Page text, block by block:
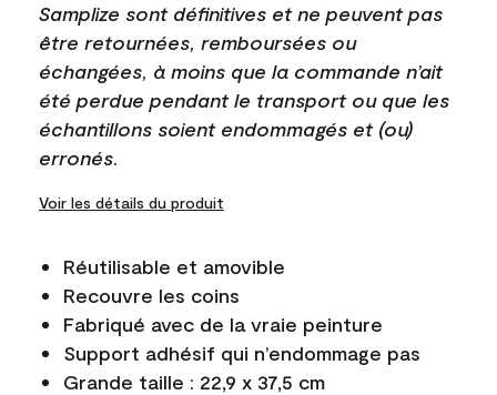
Samplize sont définitives et ne peuvent pas
être retournées, remboursées ou
échangées, à moins que la commande n’ait
été perdue pendant le transport ou que les
échantillons soient endommagés et (ou)
erronés.
Voir les détails du produit
Réutilisable et amovible
Recouvre les coins
Fabriqué avec de la vraie peinture
Support adhésif qui n’endommage pas
Grande taille : 22,9 x 37,5 cm